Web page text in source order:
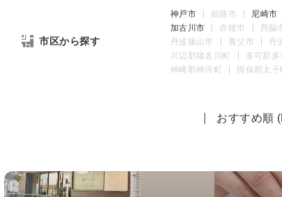
市区から探す
神戸市 姫路市 尼崎市
加古川市
赤穂市 西脇
丹波篠山市
養父市 丹
川辺郡猪名川町
多可郡多
神崎郡神河町
揖保郡太子
おすすめ順